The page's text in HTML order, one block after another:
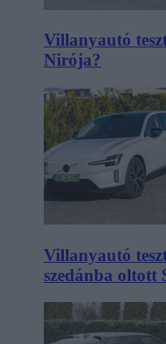
Villanyautó
Nirója?
Villanyautó
szedánba oltott